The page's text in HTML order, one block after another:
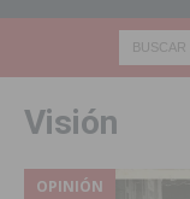
Visión
OPINIÓN